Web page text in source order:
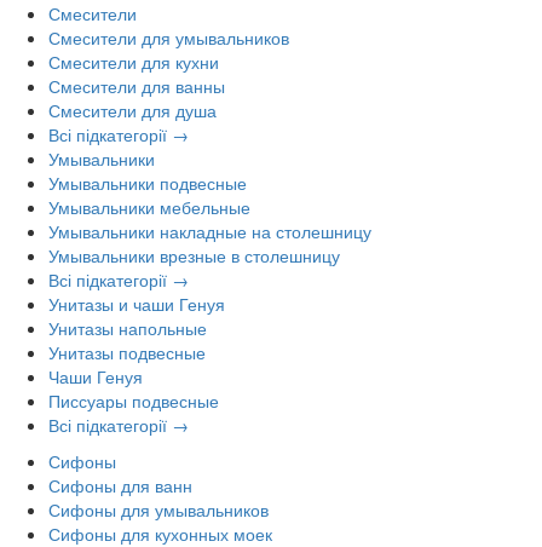
Смесители
Смесители для умывальников
Смесители для кухни
Смесители для ванны
Смесители для душа
Всі підкатегорії →
Умывальники
Умывальники подвесные
Умывальники мебельные
Умывальники накладные на столешницу
Умывальники врезные в столешницу
Всі підкатегорії →
Унитазы и чаши Генуя
Унитазы напольные
Унитазы подвесные
Чаши Генуя
Писсуары подвесные
Всі підкатегорії →
Сифоны
Сифоны для ванн
Сифоны для умывальников
Сифоны для кухонных моек